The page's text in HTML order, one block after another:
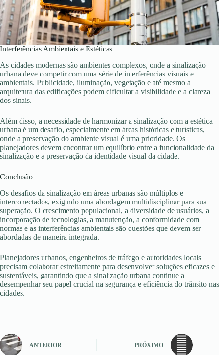
Interferências Ambientais e Estéticas
As cidades modernas são ambientes complexos, onde a sinalização
urbana deve competir com uma série de interferências visuais e
ambientais. Publicidade, iluminação, vegetação e até mesmo a
arquitetura das edificações podem dificultar a visibilidade e a clareza
dos sinais.
Além disso, a necessidade de harmonizar a sinalização com a estética
urbana é um desafio, especialmente em áreas históricas e turísticas,
onde a preservação do ambiente visual é uma prioridade. Os
planejadores devem encontrar um equilíbrio entre a funcionalidade da
sinalização e a preservação da identidade visual da cidade.
Conclusão
Os desafios da sinalização em áreas urbanas são múltiplos e
interconectados, exigindo uma abordagem multidisciplinar para sua
superação. O crescimento populacional, a diversidade de usuários, a
incorporação de tecnologias, a manutenção, a conformidade com
normas e as interferências ambientais são questões que devem ser
abordadas de maneira integrada.
Planejadores urbanos, engenheiros de tráfego e autoridades locais
precisam colaborar estreitamente para desenvolver soluções eficazes e
sustentáveis, garantindo que a sinalização urbana continue a
desempenhar seu papel crucial na segurança e eficiência do trânsito nas
cidades.
ANTERIOR PRÓXIMO